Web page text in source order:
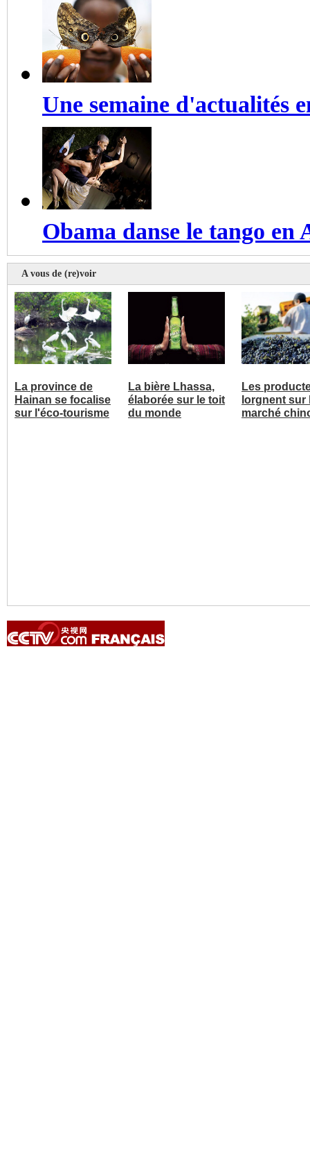
Une semaine d'actualités
Obama danse le tango en
A vous de (re)voir
La province de
Hainan se focalise
sur l'éco-tourisme
La bière Lhassa,
élaborée sur le toit
du monde
Les
lorgnent sur
marché